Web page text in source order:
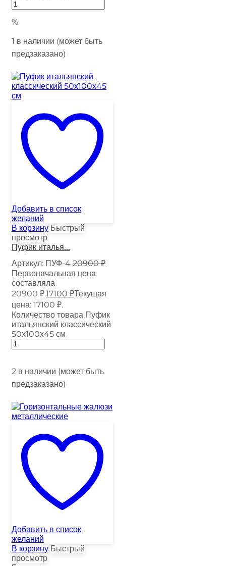
%
1 в наличии (может быть
предзаказано)
Добавить в список
желаний
В корзину Быстрый
просмотр
Пуфик италья...
Артикул: ПУФ-4 20900₽
Первоначальная цена
составляла
20900 ₽.17100 ₽Текущая
цена: 17100 ₽.
Количество товара Пуфик
итальянский классический
50х100х45 см
2 в наличии (может быть
предзаказано)
Добавить в список
желаний
В корзину Быстрый
просмотр